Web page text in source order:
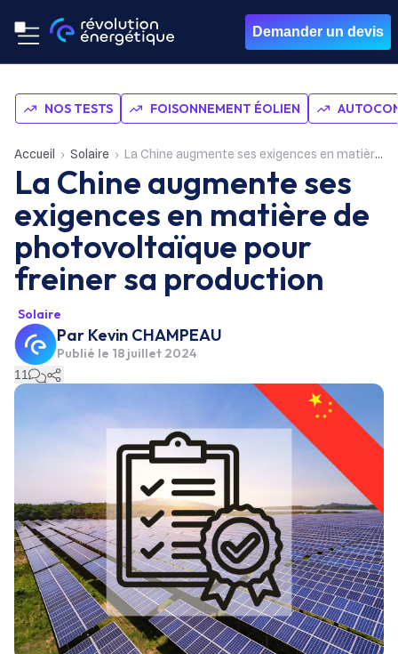
Demander un devis
NOS TESTS FOISONNEMENT ÉOLIEN
Accueil Solaire La Chine augmente ses exigences en matière de photovoltaïque pour freiner sa production
La Chine augmente ses
exigences en matière de
photovoltaïque pour
freiner sa production
Solaire
Par Kevin CHAMPEAU
Publié le 18 juillet 2024
11